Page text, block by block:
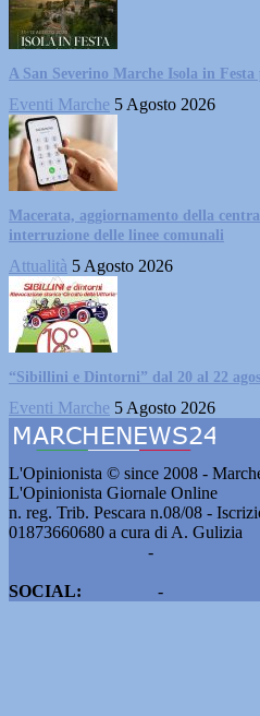
A San Severino Marche Isola in Festa
Eventi Marche 5 Agosto 2026
Macerata, aggiornamento della
interruzione delle linee comunali
Attualità 5 Agosto 2026
“Sibillini e Dintorni” dal 20 al 22
Eventi Marche 5 Agosto 2026
L'Opinionista © since 2008 -
L'Opinionista Giornale Online
n. reg. Trib. Pescara n.08/08 -
01873660680 a cura di A. Gulizia
-
SOCIAL:
-